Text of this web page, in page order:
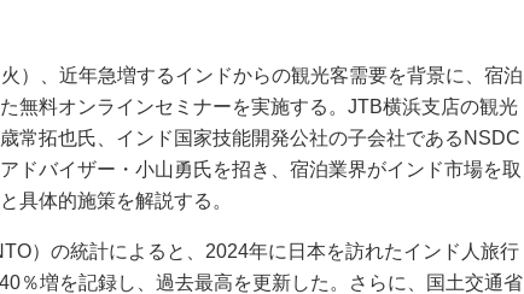
）、近年急増するインドからの観光客需要を背景に、宿泊
無料オンラインセミナーを実施する。JTB横浜支店の観光
常拓也氏、インド国家技能開発公社の子会社であるNSDC
ドバイザー・小山勇氏を招き、宿泊業界がインド市場を取
具体的施策を解説する。
）の統計によると、2024年に日本を訪れたインド人旅行
％増を記録し、過去最高を更新した。さらに、国土交通省